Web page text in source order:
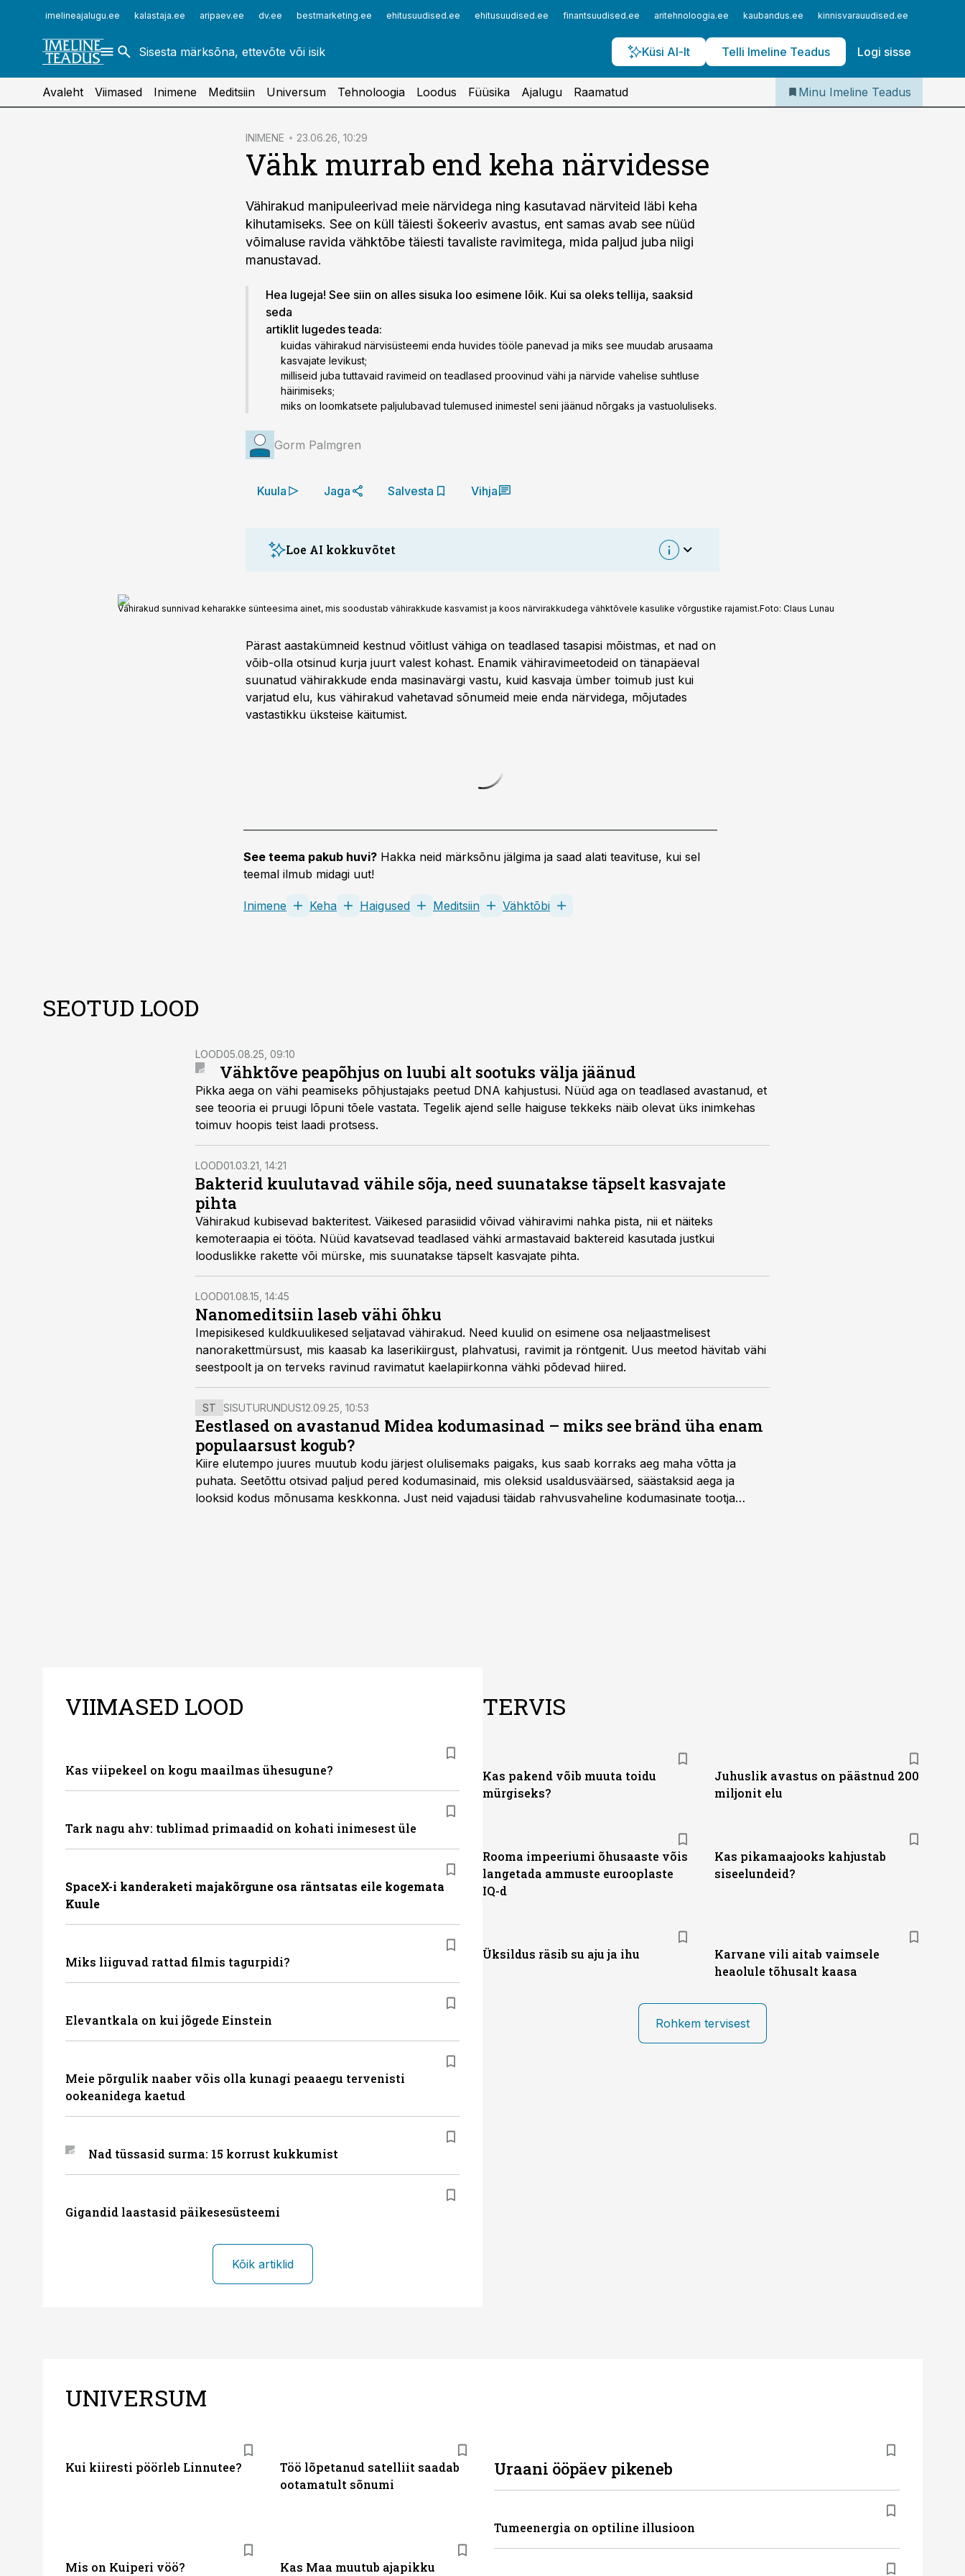
imelineajalugu.ee kalastaja.ee aripaev.ee dv.ee bestmarketing.ee ehitusuudised.ee ehitusuudised.ee finantsuudised.ee aritehnoloogia.ee kaubandus.ee kinnisvarauudised.ee
Küsi AI-lt Telli Imeline Teadus Logi sisse
finantsuudised.ee
aritehnoloogia.ee
toostusuudised.ee
Iseteenindus
Telli Imeline Teadus
Avaleht Viimased Inimene Meditsiin Universum Tehnoloogia Loodus Füüsika Ajalugu Raamatud Minu Imeline Teadus
INIMENE 23.06.26, 10:29
Vähk murrab end keha närvidesse
Vähirakud manipuleerivad meie närvidega ning kasutavad närviteid läbi keha
kihutamiseks. See on küll täiesti šokeeriv avastus, ent samas avab see nüüd
võimaluse ravida vähktõbe täiesti tavaliste ravimitega, mida paljud juba niigi
manustavad.
Hea lugeja! See siin on alles sisuka loo esimene lõik. Kui sa oleks tellija, saaksid
seda
artiklit lugedes teada:
kuidas vähirakud närvisüsteemi enda huvides tööle panevad ja miks see muudab arusaama
kasvajate levikust;
milliseid juba tuttavaid ravimeid on teadlased proovinud vähi ja närvide vahelise suhtluse
häirimiseks;
miks on loomkatsete paljulubavad tulemused inimestel seni jäänud nõrgaks ja vastuoluliseks.
Gorm Palmgren
Kuula Jaga Salvesta Vihja
Loe AI kokkuvõtet
Vähirakud sunnivad keharakke sünteesima ainet, mis soodustab vähirakkude kasvamist ja koos närvi­rakkudega vähktõvele kasulike võrgustike rajamist.Foto: Claus Lunau
Pärast aastakümneid kestnud võitlust vähiga on teadlased tasapisi mõistmas, et nad on
võib-olla otsinud kurja juurt valest kohast. Enamik vähi­ravimeetodeid on tänapäeval
suunatud vähirakkude enda masinavärgi vastu, kuid kasvaja ümber toimub just kui
varja­tud elu, kus vähirakud vahetavad sõnumeid meie enda närvidega, mõjutades
vastastikku üksteise käitumist.
See teema pakub huvi? Hakka neid märksõnu jälgima ja saad alati teavituse, kui sel
teemal ilmub midagi uut!
Inimene Keha Haigused Meditsiin Vähktõbi
SEOTUD LOOD
LOOD05.08.25, 09:10
Vähktõve peapõhjus on luubi alt sootuks välja jäänud
Pikka aega on vähi peamiseks põhjustajaks peetud DNA kahjustusi. Nüüd aga on teadlased avastanud, et
see teooria ei pruugi lõpuni tõele vastata. Tegelik ajend selle haiguse tekkeks näib olevat üks inimkehas
toimuv hoopis teist laadi protsess.
LOOD01.03.21, 14:21
Bakterid kuulutavad vähile sõja, need suunatakse täpselt kasvajate
pihta
Vähirakud kubisevad bakteritest. Väikesed parasiidid võivad vähiravimi nahka pista, nii et näiteks
kemoteraapia ei tööta. Nüüd kavatsevad teadlased vähki armastavaid baktereid kasutada justkui
looduslikke rakette või mürske, mis suunatakse täpselt kasvajate pihta.
LOOD01.08.15, 14:45
Nanomeditsiin laseb vähi õhku
Imepisikesed kuldkuulikesed seljatavad vähirakud. Need kuulid on esimene osa neljaastmelisest
nanorakettmürsust, mis kaasab ka laserikiirgust, plahvatusi, ravimit ja röntgenit. Uus meetod hävitab vähi
seestpoolt ja on terveks ravinud ravimatut kaelapiirkonna vähki põdevad hiired.
ST SISUTURUNDUS12.09.25, 10:53
Eestlased on avastanud Midea kodumasinad – miks see bränd üha enam
populaarsust kogub?
Kiire elutempo juures muutub kodu järjest olulisemaks paigaks, kus saab korraks aeg maha võtta ja
puhata. Seetõttu otsivad paljud pered kodumasinaid, mis oleksid usaldusväärsed, säästaksid aega ja
looksid kodus mõnusama keskkonna. Just neid vajadusi täidab rahvusvaheline kodumasinate tootja
VIIMASED LOOD
Kas viipekeel on kogu maailmas ühesugune?
Tark nagu ahv: tublimad primaadid on kohati inimesest üle
SpaceX-i kanderaketi majakõrgune osa räntsatas eile kogemata
Kuule
Miks liiguvad rattad filmis tagurpidi?
Elevantkala on kui jõgede Einstein
Meie põrgulik naaber võis olla kunagi peaaegu tervenisti
ookeanidega kaetud
Nad tüssasid surma: 15 korrust kukkumist
Gigandid laastasid päikesesüsteemi
Kõik artiklid
TERVIS
Kas pakend võib muuta toidu
mürgiseks?
Juhuslik avastus on päästnud 200
miljonit elu
Rooma impeeriumi õhusaaste võis
langetada ammuste eurooplaste
IQ-d
Kas pikamaajooks kahjustab
siseelundeid?
Üksildus räsib su aju ja ihu
Karvane vili aitab vaimsele
heaolule tõhusalt kaasa
Rohkem tervisest
UNIVERSUM
Kui kiiresti pöörleb Linnutee?
Töö lõpetanud satelliit saadab
ootamatult sõnumi
Uraani ööpäev pikeneb
Tumeenergia on optiline illusioon
Mis on Kuiperi vöö? Kas Maa muutub ajapikku